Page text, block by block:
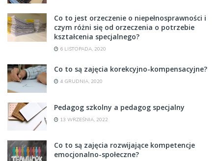
Co to jest orzeczenie o niepełnosprawności i
czym różni się od orzeczenia o potrzebie
kształcenia specjalnego?
6 LISTOPADA, 2020
Co to są zajęcia korekcyjno-kompensacyjne?
4 GRUDNIA, 2020
Pedagog szkolny a pedagog specjalny
13 WRZEŚNIA, 2022
Co to są zajęcia rozwijające kompetencje
emocjonalno-społeczne?